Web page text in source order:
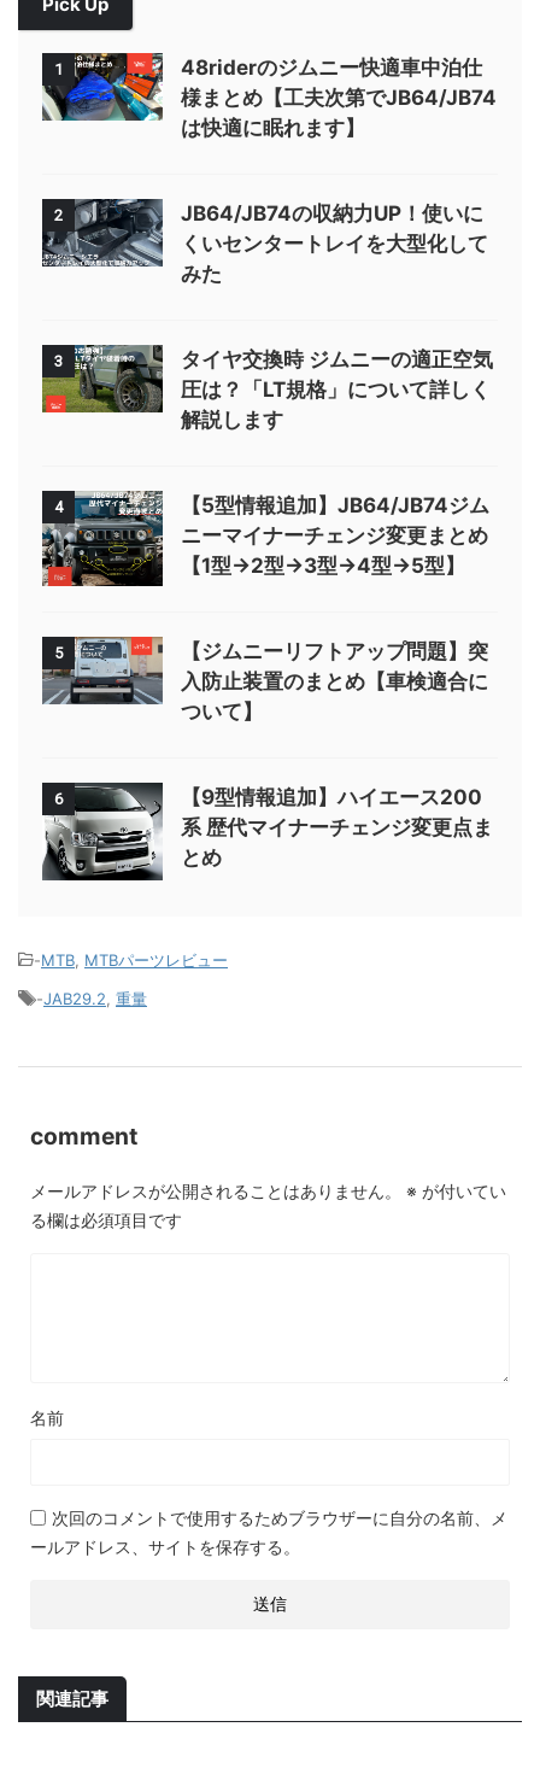
1
48riderのジムニー快適車中泊仕
様まとめ【工夫次第でJB64/JB74
は快適に眠れます】
2
JB64/JB74の収納力UP！使いに
くいセンタートレイを大型化して
みた
3
タイヤ交換時 ジムニーの適正空気
圧は？「LT規格」について詳しく
解説します
4
【5型情報追加】JB64/JB74ジム
ニーマイナーチェンジ変更まとめ
【1型→2型→3型→4型→5型】
5
【ジムニーリフトアップ問題】突
入防止装置のまとめ【車検適合に
ついて】
6
【9型情報追加】ハイエース200
系 歴代マイナーチェンジ変更点ま
とめ
-MTB, MTBパーツレビュー
-JAB29.2, 重量
comment
メールアドレスが公開されることはありません。 ※ が付いてい
る欄は必須項目です
名前
次回のコメントで使用するためブラウザーに自分の名前、メ
ールアドレス、サイトを保存する。
関連記事